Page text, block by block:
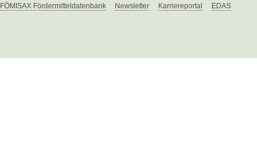
FÖMISAX Fördermitteldatenbank Newsletter Karriereportal EDAS